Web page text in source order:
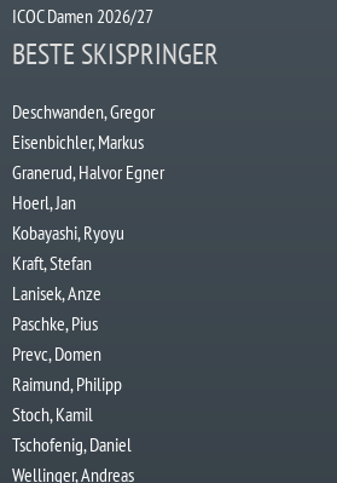
ICOC Damen 2026/27
BESTE SKISPRINGER
Deschwanden, Gregor
Eisenbichler, Markus
Granerud, Halvor Egner
Hoerl, Jan
Kobayashi, Ryoyu
Kraft, Stefan
Lanisek, Anze
Paschke, Pius
Prevc, Domen
Raimund, Philipp
Stoch, Kamil
Tschofenig, Daniel
Wellinger, Andreas